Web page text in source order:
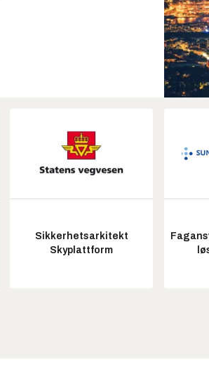
Sikkerhetsarkitekt
Skyplattform